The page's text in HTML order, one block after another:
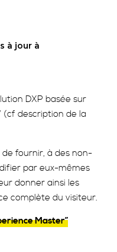
à jour à
DXP basée sur
(cf description de la
fournir, à des non-
par eux-mêmes
donner ainsi les
complète du visiteur.
Master”